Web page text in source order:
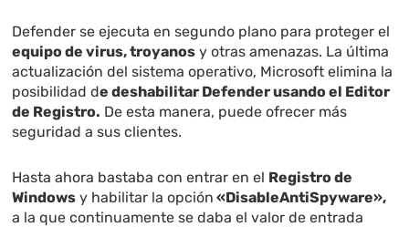
Defender se ejecuta en segundo plano para proteger el
equipo de virus, troyanos y otras amenazas. La última
actualización del sistema operativo, Microsoft elimina la
posibilidad de deshabilitar Defender usando el Editor
de Registro. De esta manera, puede ofrecer más
seguridad a sus clientes.
Hasta ahora bastaba con entrar en el Registro de
Windows y habilitar la opción «DisableAntiSpyware»,
a la que continuamente se daba el valor de entrada